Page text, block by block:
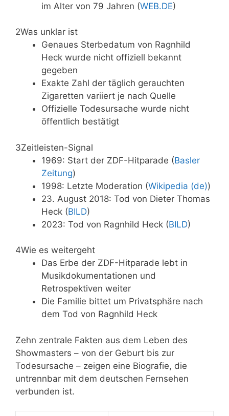
im Alter von 79 Jahren (WEB.DE)
2Was unklar ist
Genaues Sterbedatum von Ragnhild
Heck wurde nicht offiziell bekannt
gegeben
Exakte Zahl der täglich gerauchten
Zigaretten variiert je nach Quelle
Offizielle Todesursache wurde nicht
öffentlich bestätigt
3Zeitleisten-Signal
1969: Start der ZDF-Hitparade (Basler
Zeitung)
1998: Letzte Moderation (Wikipedia (de))
23. August 2018: Tod von Dieter Thomas
Heck (BILD)
2023: Tod von Ragnhild Heck (BILD)
4Wie es weitergeht
Das Erbe der ZDF-Hitparade lebt in
Musikdokumentationen und
Retrospektiven weiter
Die Familie bittet um Privatsphäre nach
dem Tod von Ragnhild Heck
Zehn zentrale Fakten aus dem Leben des
Showmasters – von der Geburt bis zur
Todesursache – zeigen eine Biografie, die
untrennbar mit dem deutschen Fernsehen
verbunden ist.